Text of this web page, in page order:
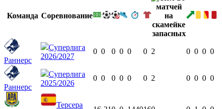
Команда Соревнование
Раннерс
Суперлига
2026/2027
0 0 0 0 0 0 2 0 0 0 0
Раннерс
Суперлига
2025/2026
0 0 0 0 0 0 2 0 0 0 0
Терсера